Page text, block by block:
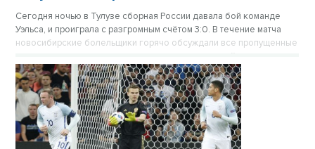
Сегодня ночью в Тулузе сборная России давала бой команде
Уэльса, и проиграла с разгромным счётом 3:0. В течение матча
новосибирские болельщики горячо обсуждали все пропущенные
после ЕВРО, ведь в футбол они играть не умеют.